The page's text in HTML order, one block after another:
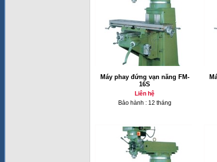
Máy phay đứng vạn năng FM-
16S
Liên hệ
Bảo hành : 12 tháng